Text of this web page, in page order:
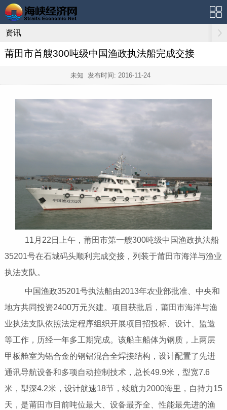
资讯
莆田市首艘300吨级中国渔政执法船完成交接
未知 发布时间: 2016-11-24
11月22日上午，莆田市第一艘300吨级中国渔政执法船
35201号在石城码头顺利完成交接，列装于莆田市海洋与渔业
执法支队。
中国渔政35201号执法船由2013年农业部批准、中央和
地方共同投资2400万元兴建。项目获批后，莆田市海洋与渔
业执法支队依照法定程序组织开展项目招投标、设计、监造
等工作，历经一年多工期完成。该船主船体为钢质，上两层
甲板舱室为铝合金的钢铝混合全焊接结构，设计配置了先进
通讯导航设备和多项自动控制技术，总长49.9米，型宽7.6
米，型深4.2米，设计航速18节，续航力2000海里，自持力15
天，是莆田市目前吨位最大、设备最齐全、性能最先进的渔